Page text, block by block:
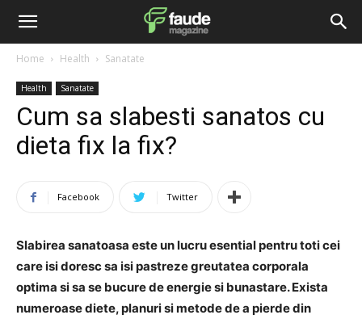
Home Health Sanatate
Health Sanatate
Cum sa slabesti sanatos cu
dieta fix la fix?
Facebook Twitter
Slabirea sanatoasa este un lucru esential pentru toti cei
care isi doresc sa isi pastreze greutatea corporala
optima si sa se bucure de energie si bunastare. Exista
numeroase diete, planuri si metode de a pierde din